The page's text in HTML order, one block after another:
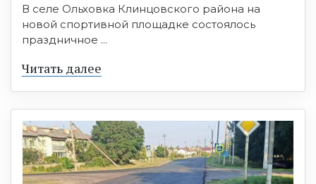
В селе Ольховка Клинцовского района на
новой спортивной площадке состоялось
праздничное ...
Читать далее